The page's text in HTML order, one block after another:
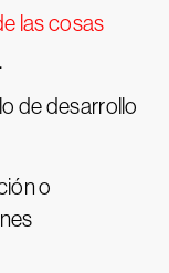
las cosas
de desarrollo
o